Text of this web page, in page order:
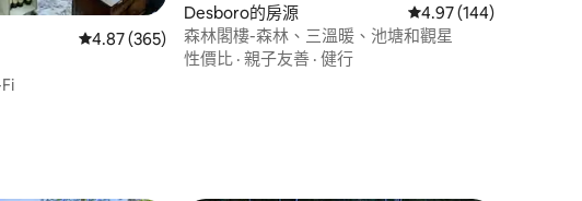
（滿分 5 分）
從 365 則評價中獲得 4.87 的平均評分（滿分 5 分）
4.87 (365)
Desboro的房源 從 144 則評價中獲得
4.97 (144)
森林閣樓-森林、三溫暖、池塘和觀星
性價比 · 親子友善 · 健行